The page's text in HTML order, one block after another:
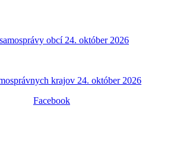
obcí 24. október 2026
krajov 24. október 2026